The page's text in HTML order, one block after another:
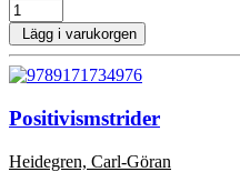
Lägg i varukorgen
Positivismstrider
Heidegren, Carl-Göran